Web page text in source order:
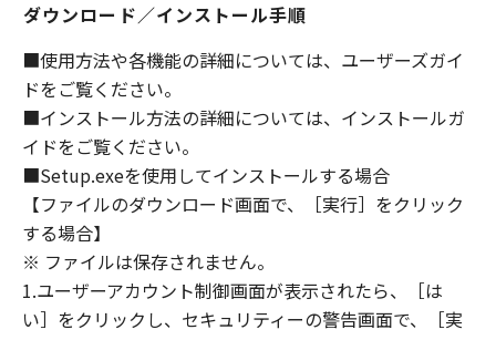
involved, and not to export or re-export,
directly or indirectly, the SOFTWARE in
violation of any such laws, restrictions and
regulations, or without all necessary
approvals.
6. SUPPORT AND UPDATE
NEITHER CANON, CANON'S SUBSIDIARIES OR
AFFILIATES, THEIR DISTRIBUTORS, OR
DEALERS NOR CANON'S LICENSORS ARE
RESPONSIBLE FOR MAINTAINING OR
HELPING YOU TO USE THE SOFTWARE, OR
ダウンロード／インストール手順
■使用方法や各機能の詳細については、ユーザーズガイ
ドをご覧ください。
■インストール方法の詳細については、インストールガ
イドをご覧ください。
■Setup.exeを使用してインストールする場合
【ファイルのダウンロード画面で、［実行］をクリック
する場合】
※ ファイルは保存されません。
1.ユーザーアカウント制御画面が表示されたら、［は
い］をクリックし、セキュリティーの警告画面で、［実